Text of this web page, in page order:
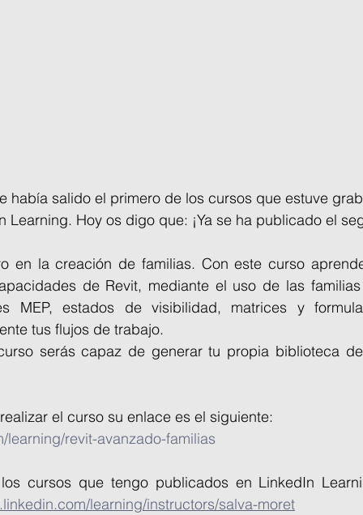
había salido el primero de los cursos que estuve
Learning. Hoy os digo que: ¡Ya se ha publicado el
en la creación de familias. Con este curso
de Revit, mediante el uso de las
MEP, estados de visibilidad, matrices y
tus flujos de trabajo.
serás capaz de generar tu propia biblioteca
el curso su enlace es el siguiente:
learning/revit-avanzado-familias
cursos que tengo publicados en LinkedIn
learning/instructors/salva-moret